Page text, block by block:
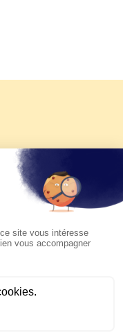
2026 de KTO
du pape Léon
sur KTO le
Argentine et
2026